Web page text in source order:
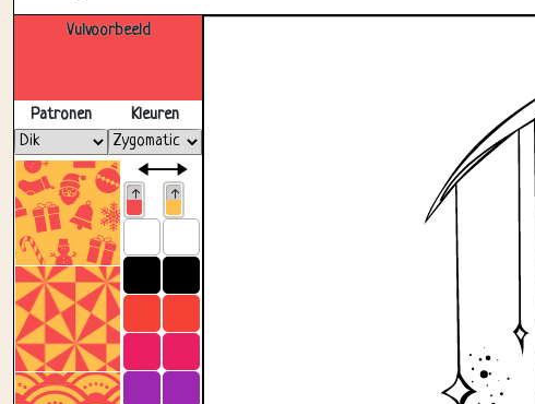
Vulvoorbeeld
Patronen Kleuren